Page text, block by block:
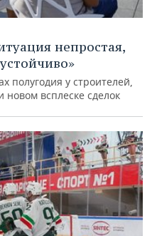
непростая,
полугодия у строителей,
всплеске сделок